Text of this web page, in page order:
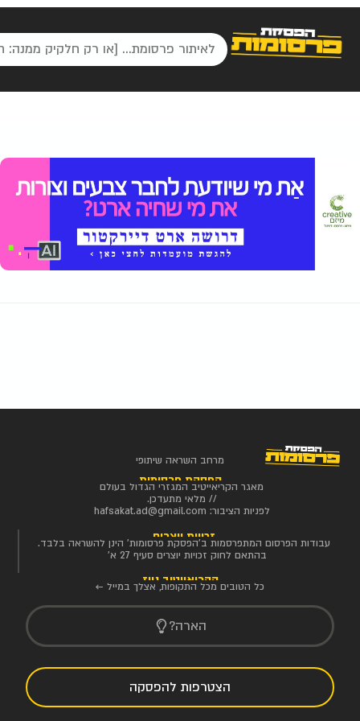
מרחב השראה שיתופי
הפסקת פרסומות
מאגר הקריאייטיב המגזרי הגדול בעולם
// מלאי מתעדכן.
לפניות הציבור: hafsakat.ad@gmail.com
זכויות יוצרים
עבודות הפרסום המתפרסמות ב'הפסקת פרסומות' הינן להשראה בלבד.
בהתאם לחוק זכויות יוצרים סעיף 27 א'
הקריאייטיב ניוז
כל הטובים מכל התקופות, אצלך במייל ←
הארה?
הצטרפות להפסקה